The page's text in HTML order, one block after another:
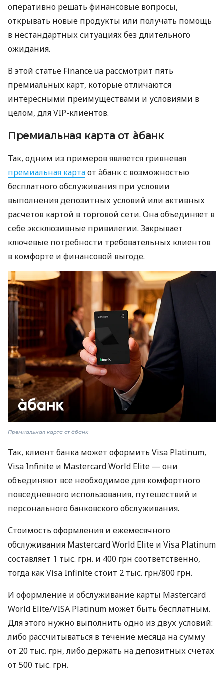
оперативно решать финансовые вопросы,
открывать новые продукты или получать помощь
в нестандартных ситуациях без длительного
ожидания.
В этой статье Finance.ua рассмотрит пять
премиальных карт, которые отличаются
интересными преимуществами и условиями в
целом, для VIP-клиентов.
Премиальная карта от àбанк
Так, одним из примеров является гривневая
премиальная картаот àбанк с возможностью
бесплатного обслуживания при условии
выполнения депозитных условий или активных
расчетов картой в торговой сети. Она объединяет в
себе эксклюзивные привилегии. Закрывает
ключевые потребности требовательных клиентов
в комфорте и финансовой выгоде.
Премиальная карта от àбанк
Так, клиент банка может оформить Visa Platinum,
Visa Infinite и Mastercard World Elite — они
объединяют все необходимое для комфортного
повседневного использования, путешествий и
персонального банковского обслуживания.
Стоимость оформления и ежемесячного
обслуживания Mastercard World Elite и Visa Platinum
составляет 1 тыс. грн. и 400 грн соответственно,
тогда как Visa Infinite стоит 2 тыс. грн/800 грн.
И оформление и обслуживание карты Mastercard
World Elite/VISA Platinum может быть бесплатным.
Для этого нужно выполнить одно из двух условий:
либо рассчитываться в течение месяца на сумму
от 20 тыс. грн, либо держать на депозитных счетах
от 500 тыс. грн.